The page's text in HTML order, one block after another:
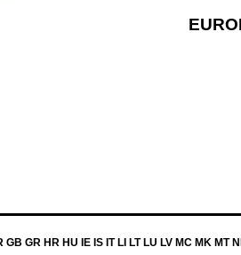
GR HR HU IE IS IT LI LT LU LV MC MK MT